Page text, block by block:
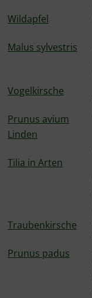
Wildapfel
Malus sylvestris
Vogelkirsche
Prunus avium
Linden
Tilia in Arten
Traubenkirsche
Prunus padus